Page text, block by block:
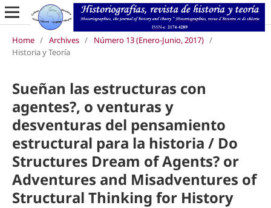
Home / Archives / Número 13 (Enero-Junio, 2017) /
Historia y Teoría
Sueñan las estructuras con
agentes?, o venturas y
desventuras del pensamiento
estructural para la historia / Do
Structures Dream of Agents? or
Adventures and Misadventures of
Structural Thinking for History